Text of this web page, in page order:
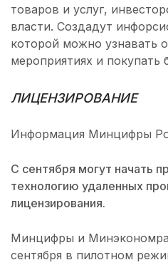
товаров и услуг,
власти. Создадут
которой можно узнавать
мероприятиях и покупать
ЛИЦЕНЗИРОВАНИЕ
Информация Минцифры
С сентября могут начать
технологию удаленных
лицензирования.
Минцифры и
сентября в пилотном